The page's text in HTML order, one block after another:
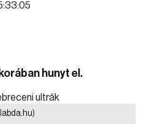
hunyt el.